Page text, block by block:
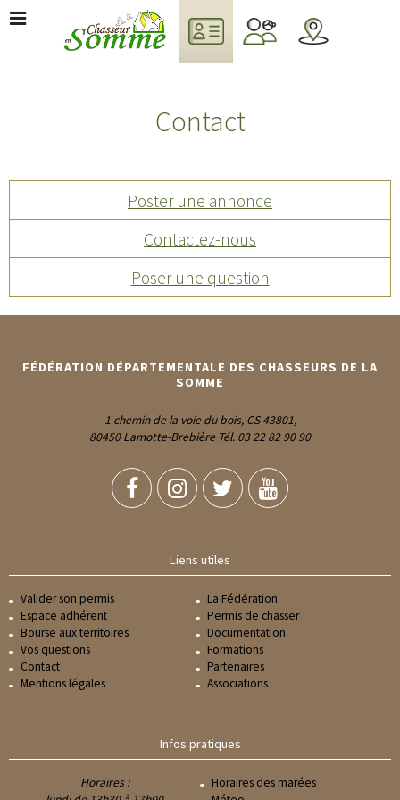
Contact
Poster une annonce
Contactez-nous
Poser une question
FÉDÉRATION DÉPARTEMENTALE DES CHASSEURS DE LA
SOMME
1 chemin de la voie du bois, CS 43801,
80450 Lamotte-Brebière Tél. 03 22 82 90 90
Liens utiles
Valider son permis
Espace adhérent
Bourse aux territoires
Vos questions
Contact
Mentions légales
La Fédération
Permis de chasser
Documentation
Formations
Partenaires
Associations
Infos pratiques
Horaires :
Horaires des marées